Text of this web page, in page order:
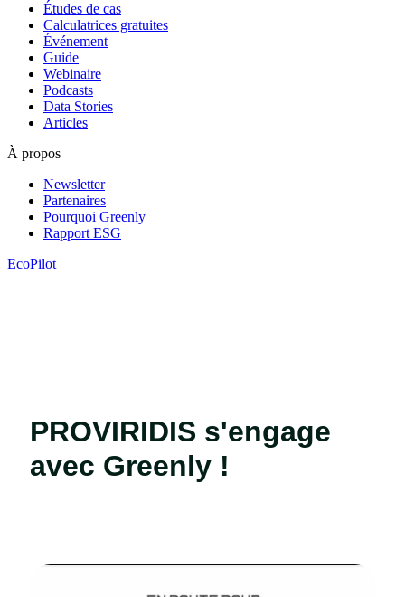
Études de cas
Calculatrices gratuites
Événement
Guide
Webinaire
Podcasts
Data Stories
Articles
À propos
Newsletter
Partenaires
Pourquoi Greenly
Rapport ESG
EcoPilot
PROVIRIDIS s'engage
avec Greenly !